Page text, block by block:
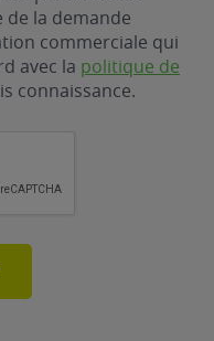
de la demande
commerciale qui
avec la politique de
connaissance.